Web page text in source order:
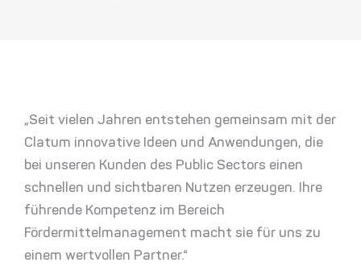
„Seit vielen Jahren entstehen gemeinsam mit der
Clatum innovative Ideen und Anwendungen, die
bei unseren Kunden des Public Sectors einen
schnellen und sichtbaren Nutzen erzeugen. Ihre
führende Kompetenz im Bereich
Fördermittelmanagement macht sie für uns zu
einem wertvollen Partner.“